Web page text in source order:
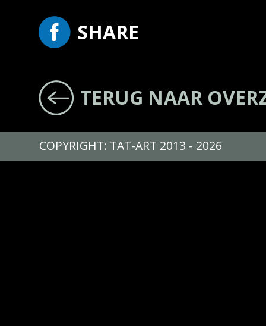
SHARE
TERUG NAAR
COPYRIGHT: TAT-ART 2013 - 2026